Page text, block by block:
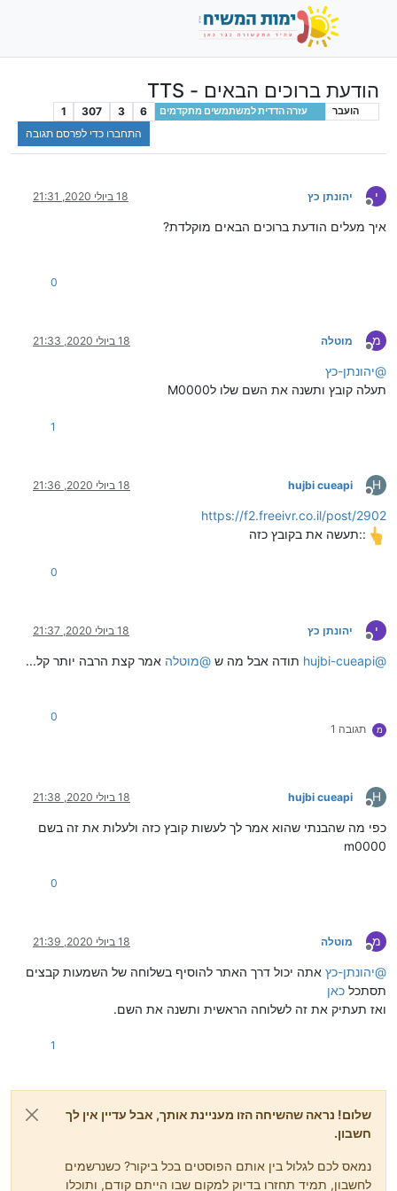
הודעת ברוכים הבאים - TTS
הועבר עזרה הדדית למשתמשים מתקדמים 6
3
307
1
התחברו כדי לפרסם תגובה
י
מנותק
יהונתן כץ 18 ביולי 2020, 21:31
איך מעלים הודעת ברוכים הבאים מוקלדת?
0
מ
מנותק
מוטלה 18 ביולי 2020, 21:33
@יהונתן-כץ
תעלה קובץ ותשנה את השם שלו לM0000
1
H
מנותק
hujbi cueapi 18 ביולי 2020, 21:36
https://f2.freeivr.co.il/post/2902
תעשה את בקובץ כזה::
0
י
מנותק
יהונתן כץ 18 ביולי 2020, 21:37
@
hujbi-cueapi תודה אבל מה ש @מוטלה אמר קצת הרבה יותר קל...
מ תגובה 1
0
H
מנותק
hujbi cueapi 18 ביולי 2020, 21:38
כפי מה שהבנתי שהוא אמר לך לעשות קובץ כזה ולעלות את זה בשם
m0000
0
מ
מנותק
מוטלה 18 ביולי 2020, 21:39
@יהונתן-כץ אתה יכול דרך האתר להוסיף בשלוחה של השמעות קבצים
תסתכל כאן
ואז תעתיק את זה לשלוחה הראשית ותשנה את השם.
1
שלום! נראה שהשיחה הזו מעניינת אותך, אבל עדיין אין לך
חשבון.
נמאס לכם לגלול בין אותם הפוסטים בכל ביקור? כשנרשמים
לחשבון, תמיד תחזרו בדיוק למקום שבו הייתם קודם, ותוכלו